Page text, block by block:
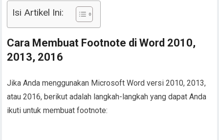
Isi Artikel Ini:
Cara Membuat Footnote di Word 2010,
2013, 2016
Jika Anda menggunakan Microsoft Word versi 2010, 2013,
atau 2016, berikut adalah langkah-langkah yang dapat Anda
ikuti untuk membuat footnote: